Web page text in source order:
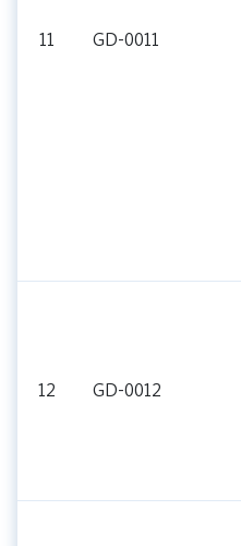
11 GD-0011
12 GD-0012